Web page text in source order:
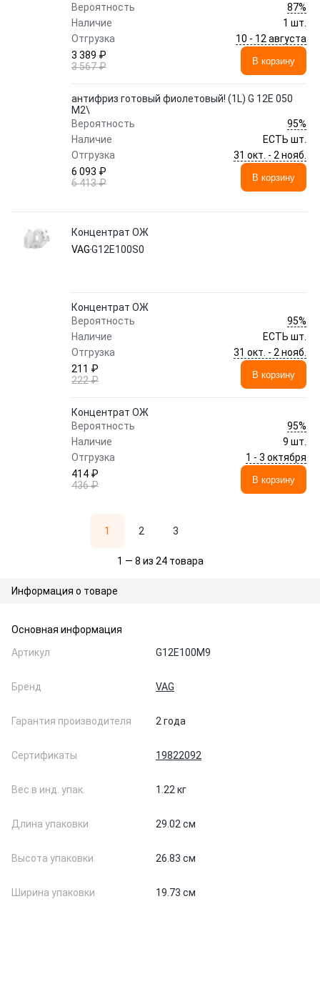
Вероятность
87%
Наличие
1 шт.
Отгрузка
10 - 12 августа
3 389 ₽
3 567 ₽
В корзину
антифриз готовый фиолетовый! (1L) G 12E 050
M2\
Вероятность
95%
Наличие
ЕСТЬ шт.
Отгрузка
31 окт. - 2 нояб.
6 093 ₽
6 413 ₽
В корзину
Концентрат ОЖ
VAGG12E100S0
Концентрат ОЖ
Вероятность
95%
Наличие
ЕСТЬ шт.
Отгрузка
31 окт. - 2 нояб.
211 ₽
222 ₽
В корзину
Концентрат ОЖ
Вероятность
95%
Наличие
9 шт.
Отгрузка
1 - 3 октября
414 ₽
436 ₽
В корзину
1 2 3
1 — 8 из 24 товара
Информация о товаре
Основная информация
Артикул
G12E100M9
Бренд VAG
Гарантия производителя 2 года
Сертификаты 19822092
Вес в инд. упак. 1.22 кг
Длина упаковки 29.02 см
Высота упаковки 26.83 см
Ширина упаковки 19.73 см